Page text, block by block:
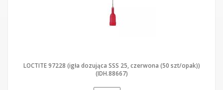
LOCTITE 97228 (igła dozująca SSS 25, czerwona (50 szt/opak))
(IDH.88667)